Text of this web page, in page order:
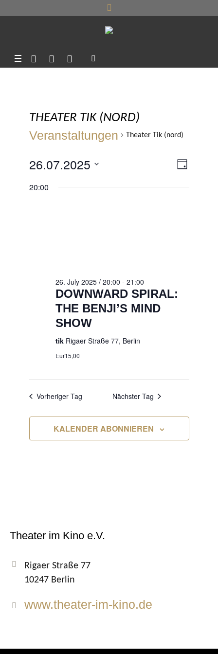
THEATER TIK (NORD)
Veranstaltungen Theater Tik (nord)
VERANSTALTUNGEN
FÜR
TAG
26.07.2025
wählen.
20:00
DOWNWARD SPIRAL:
THE BENJI’S MIND
SHOW
26. July 2025 / 20:00 - 21:00
tik Rigaer Straße 77, Berlin
Eur15,00
Vorheriger Tag Nächster Tag
KALENDER ABONNIEREN
Theater im Kino e.V.
Rigaer Straße 77
10247 Berlin
www.theater-im-kino.de